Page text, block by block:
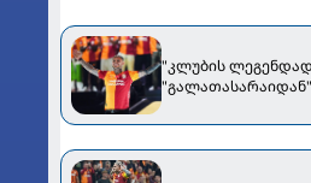
"კლუბის